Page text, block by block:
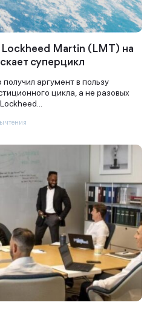
Lockheed Martin (LMT) на
суперцикл
аргумент в пользу
цикла, а не разовых
чтения